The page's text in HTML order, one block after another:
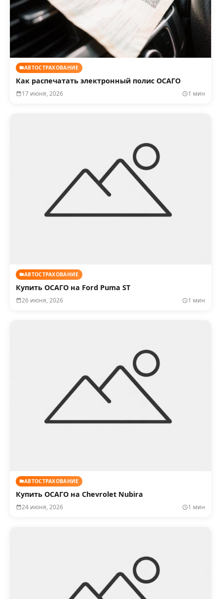
АВТОСТРАХОВАНИЕ
Как распечатать электронный полис ОСАГО
17 июня, 2026 1 мин
АВТОСТРАХОВАНИЕ
Купить ОСАГО на Ford Puma ST
26 июня, 2026 1 мин
АВТОСТРАХОВАНИЕ
Купить ОСАГО на Chevrolet Nubira
24 июня, 2026 1 мин